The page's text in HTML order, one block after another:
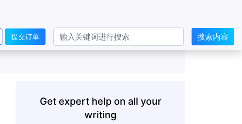
搜索内容
提交订单
Get expert help on all your
writing